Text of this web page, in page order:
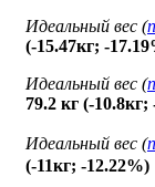
Идеальный вес (
(-15.47кг; -
Идеальный вес (
79.2 кг (-10.8кг;
Идеальный вес (
(-11кг; -12.22%)